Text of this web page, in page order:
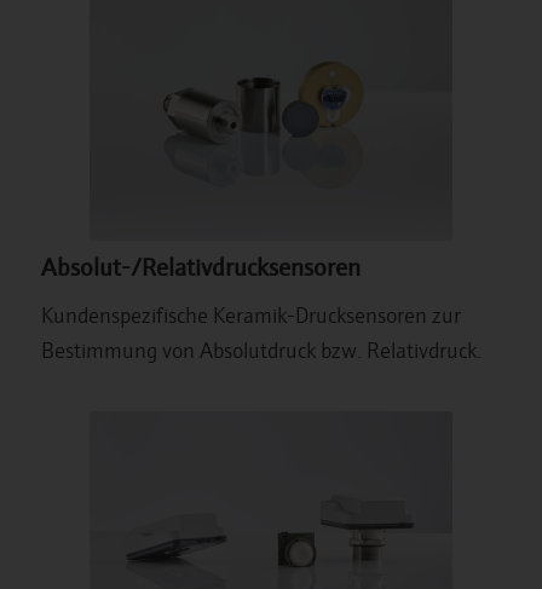
Absolut-/Relativdrucksensoren
Kundenspezifische Keramik-Drucksensoren zur
Bestimmung von Absolutdruck bzw. Relativdruck.